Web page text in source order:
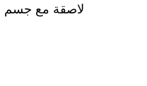
لاصقة مع جسم